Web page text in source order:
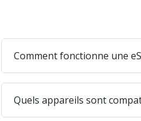
Comment fonctionne une
Quels appareils sont